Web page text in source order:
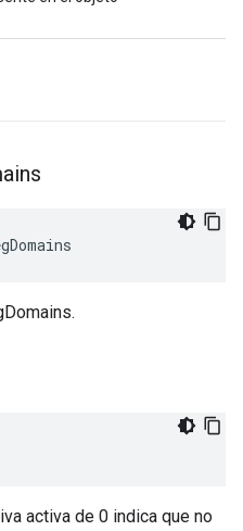
activa de 0 indica que no